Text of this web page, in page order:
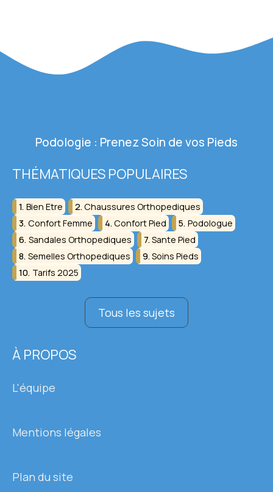
THÉMATIQUES POPULAIRES
Bien Etre
Chaussures Orthopediques
Confort Femme
Confort Pied
Podologue
Sandales Orthopediques
Sante Pied
Semelles Orthopediques
Soins Pieds
Tarifs 2025
Tous les sujets
Podologie : Prenez Soin de vos Pieds
À PROPOS
L'équipe
Mentions légales
Plan du site